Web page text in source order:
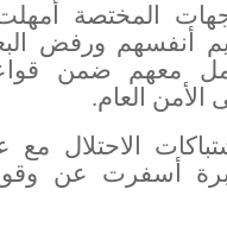
المختصة
أنفسهم ورفض
معهم ضمن
العام.
الاحتلال مع
أسفرت عن